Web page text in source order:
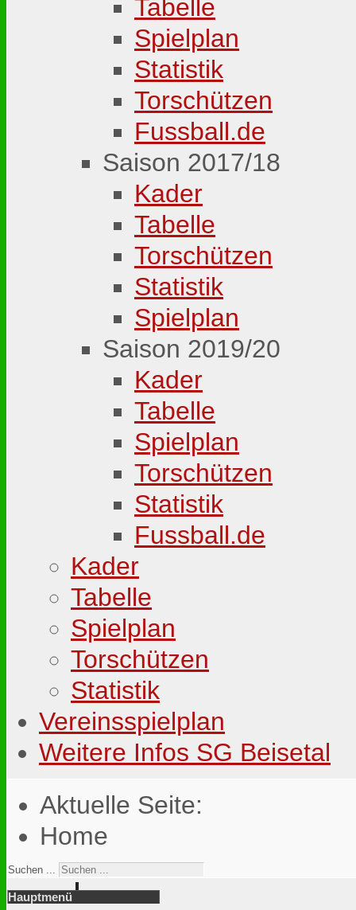
Tabelle
Spielplan
Statistik
Torschützen
Fussball.de
Saison 2017/18
Kader
Tabelle
Torschützen
Statistik
Spielplan
Saison 2019/20
Kader
Tabelle
Spielplan
Torschützen
Statistik
Fussball.de
Kader
Tabelle
Spielplan
Torschützen
Statistik
Vereinsspielplan
Weitere Infos SG Beisetal
Aktuelle Seite:
Home
Suchen ...
Hauptmenü